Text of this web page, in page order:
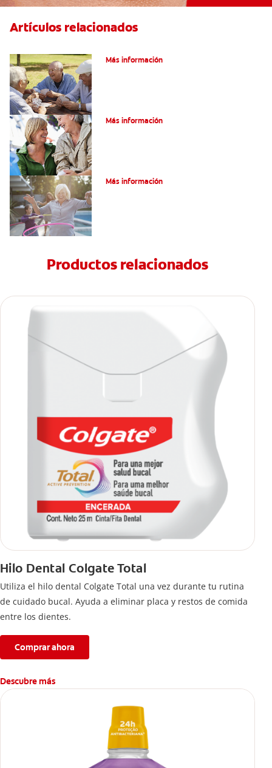
Artículos relacionados
Más información
Más información
Más información
Productos relacionados
Hilo Dental Colgate Total
Utiliza el hilo dental Colgate Total una vez durante tu rutina
de cuidado bucal. Ayuda a eliminar placa y restos de comida
entre los dientes.
Comprar ahora
Descubre más